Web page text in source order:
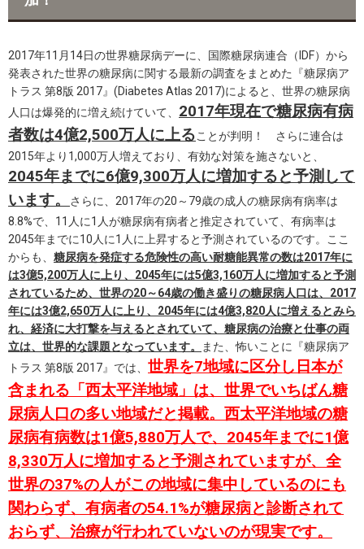
2017年11月14日の世界糖尿病デーに、国際糖尿病連合（IDF）から
発表された世界の糖尿病に関する最新の調査をまとめた『糖尿病ア
トラス 第8版 2017』(Diabetes Atlas 2017)によると、世界の糖尿病
人口は爆発的に増え続けていて、 2017年現在で糖尿病有病
者数は4億2,500万人に上ることが判明！ さらに連合は
2015年より1,000万人増えており、有効な対策を施さないと、
2045年までに6億9,300万人に増加すると予測して
います。
さらに、2017年の20～79歳の成人の糖尿病有病率は
8.8%で、11人に1人が糖尿病有病者と推定されていて、有病率は
2045年までに10人に1人に上昇すると予測されているのです。ここ
からも、 糖尿病を発症する危険性の高い耐糖能異常の数は2017年に
は3億5,200万人に上り、2045年には5億3,160万人に増加すると予測
されているため、世界の20～64歳の働き盛りの糖尿病人口は、2017
年には3億2,650万人に上り、2045年には4億3,820人に増えるとみら
れ、経済に大打撃を与えるとされていて、糖尿病の治療と仕事の両
立は、世界的な課題となっています。
また、怖いことに『糖尿病ア
トラス 第8版 2017』では、 世界を7地域に区分し日本が
含まれる「西太平洋地域」は、世界でいちばん糖
尿病人口の多い地域だと掲載。西太平洋地域の糖
尿病有病数は1億5,880万人で、2045年までに1億
8,330万人に増加すると予測されていますが、全
世界の37%の人がこの地域に集中しているのにも
関わらず、有病者の54.1%が糖尿病と診断されて
おらず、治療が行われていないのが現実です。